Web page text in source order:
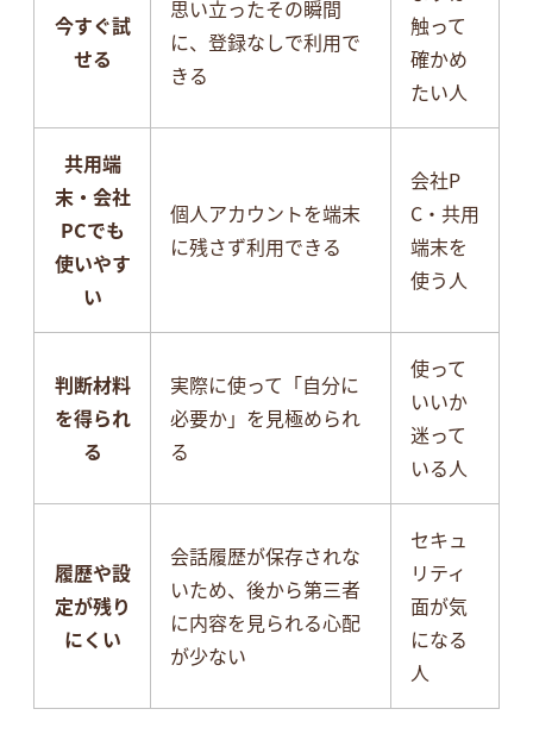
今すぐ試
せる
思い立ったその瞬間
に、登録なしで利用で
きる
触って
確かめ
たい人
共用端
末・会社
PCでも
使いやす
い
個人アカウントを端末
に残さず利用できる
会社P
C・共用
端末を
使う人
判断材料
を得られ
る
実際に使って「自分に
必要か」を見極められ
る
使って
いいか
迷って
いる人
履歴や設
定が残り
にくい
会話履歴が保存されな
いため、後から第三者
に内容を見られる心配
が少ない
セキュ
リティ
面が気
になる
人